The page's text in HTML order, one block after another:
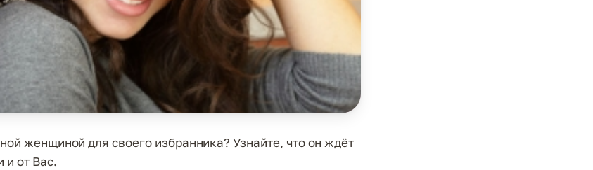
женщиной для своего избранника? Узнайте, что он ждёт
и от Вас.